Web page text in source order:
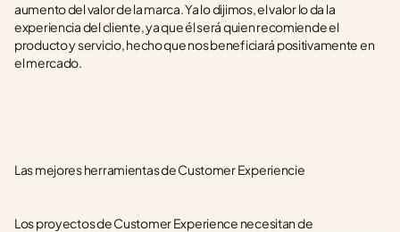
aumento del valor de la marca. Ya lo dijimos, el valor lo da la
experiencia del cliente, ya que él será quien recomiende el
producto y servicio, hecho que nos beneficiará positivamente en
el mercado.
Las mejores herramientas de Customer Experiencie
Los proyectos de Customer Experience necesitan de